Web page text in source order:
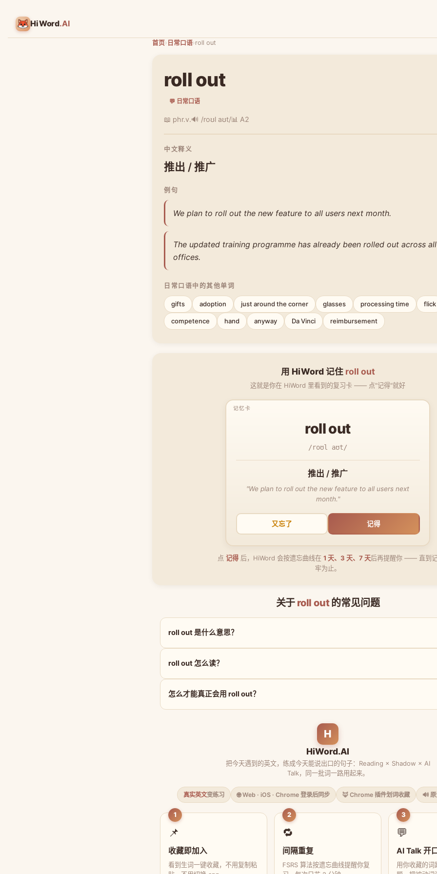
HiWord.AI
首页› 日常口语›roll out
roll out
💬 日常口语
📖 phr.v.🔊 /roʊl aʊt/📊 A2
中文释义
推出 / 推广
例句
We plan to roll out the new feature to all users next month.
The updated training programme has already been rolled out across
offices.
日常口语中的其他单词
gifts adoption just around the corner glasses processing time flick
competence hand anyway Da Vinci reimbursement
用 HiWord 记住 roll out
这就是你在 HiWord 里看到的复习卡 —— 点"记得"就好
roll out
/roʊl aʊt/
推出 / 推广
"We plan to roll out the new feature to all users next
month."
又忘了 记得
点 记得 后，HiWord 会按遗忘曲线在 1 天、3 天、7 天后再提醒你 —— 直到
牢为止。
关于 roll out的常见问题
roll out 是什么意思？
roll out 怎么读？
怎么才能真正会用 roll out？
H
HiWord.AI
把今天遇到的英文，练成今天能说出口的句子：Reading × Shadow × AI
Talk，同一批词一路用起来。
真实英文变练习 🌐 Web · iOS · Chrome 登录后同步 🦊 Chrome 插件划词收藏 🔊
1
📌
收藏即加入
看到生词一键收藏，不用复制粘
2
🔁
间隔重复
FSRS 算法按遗忘曲线提醒你复
3
💬
AI Talk 开
用你收藏的词